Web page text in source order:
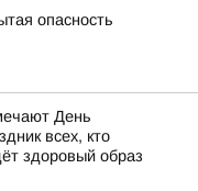
опасность
День
всех, кто
здоровый образ